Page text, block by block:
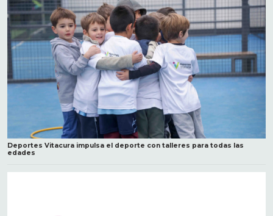
Deportes Vitacura impulsa el deporte con talleres para todas las
edades